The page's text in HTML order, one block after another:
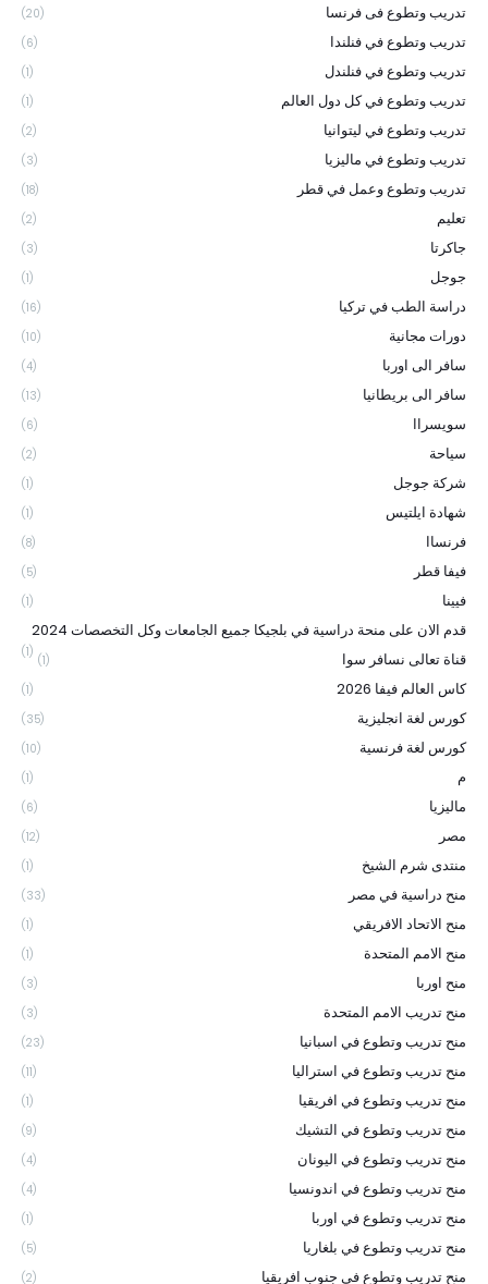
تدريب وتطوع فى فرنسا (20)
تدريب وتطوع في فنلندا (6)
تدريب وتطوع في فنلندل (1)
تدريب وتطوع في كل دول العالم (1)
تدريب وتطوع في ليتوانيا (2)
تدريب وتطوع في ماليزيا (3)
تدريب وتطوع وعمل في قطر (18)
تعليم (2)
جاكرتا (3)
جوجل (1)
دراسة الطب في تركيا (16)
دورات مجانية (10)
سافر الى اوربا (4)
سافر الى بريطانيا (13)
سويسراا (6)
سياحة (2)
شركة جوجل (1)
شهادة ايلتيس (1)
فرنساا (8)
فيفا قطر (5)
فيينا (1)
قدم الان على منحة دراسية في بلجيكا جميع الجامعات وكل التخصصات 2024
(1) قناة تعالى نسافر سوا (1)
كاس العالم فيفا 2026 (1)
كورس لغة انجليزية (35)
كورس لغة فرنسية (10)
م (1)
ماليزيا (6)
مصر (12)
منتدى شرم الشيخ (1)
منح دراسية في مصر (33)
منح الاتحاد الافريقي (1)
منح الامم المتحدة (1)
منح اوربا (3)
منح تدريب الامم المتحدة (3)
منح تدريب وتطوع في اسبانيا (23)
منح تدريب وتطوع في استراليا (11)
منح تدريب وتطوع في افريقيا (1)
منح تدريب وتطوع في التشيك (9)
منح تدريب وتطوع في اليونان (4)
منح تدريب وتطوع في اندونسيا (4)
منح تدريب وتطوع في اوربا (1)
منح تدريب وتطوع في بلغاريا (5)
منح تدريب وتطوع في جنوب افريقيا (2)